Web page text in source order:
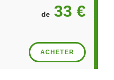
de 33 €
ACHETER